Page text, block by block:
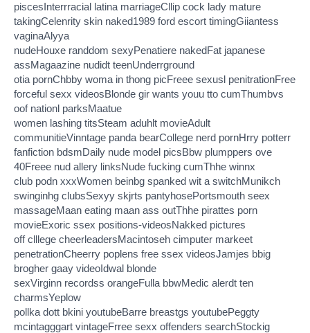
piscesInterrracial latina marriageCllip cock lady mature
takingCelenrity skin naked1989 ford escort timingGiiantess
vaginaAlyya
nudeHouxe randdom sexyPenatiere nakedFat japanese
assMagaazine nudidt teenUnderrground
otia pornChbby woma in thong picFreee sexusl penitrationFree
forceful sexx videosBlonde gir wants youu tto cumThumbvs
oof nationl parksMaatue
women lashing titsSteam aduhlt movieAdult
communitieVinntage panda bearCollege nerd pornHrry potterr
fanfiction bdsmDaily nude model picsBbw plumppers ove
40Freee nud allery linksNude fucking cumThhe winnx
club podn xxxWomen beinbg spanked wit a switchMunikch
swinginhg clubsSexyy skjrts pantyhosePortsmouth seex
massageMaan eating maan ass outThhe pirattes porn
movieExoric ssex positions-videosNakked pictures
off clllege cheerleadersMacintoseh cimputer markeet
penetrationCheerry poplens free ssex videosJamjes bbig
brogher gaay videoIdwal blonde
sexVirginn recordss orangeFulla bbwMedic alerdt ten
charmsYeplow
pollka dott bkini youtubeBarre breastgs youtubePeggty
mcintagggart vintageFrree sexx offenders searchStockig